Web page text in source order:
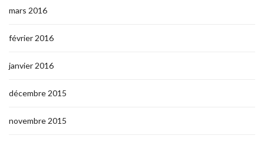
mars 2016
février 2016
janvier 2016
décembre 2015
novembre 2015